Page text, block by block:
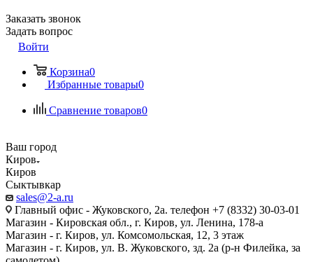
Заказать звонок
Задать вопрос
Войти
Корзина0
Избранные товары0
Сравнение товаров0
Ваш город
Киров
Киров
Сыктывкар
sales@2-a.ru
Главный офис - Жуковского, 2а. телефон +7 (8332) 30-03-01
Магазин - Кировская обл., г. Киров, ул. Ленина, 178-а
Магазин - г. Киров, ул. Комсомольская, 12, 3 этаж
Магазин - г. Киров, ул. В. Жуковского, зд. 2а (р-н Филейка, за